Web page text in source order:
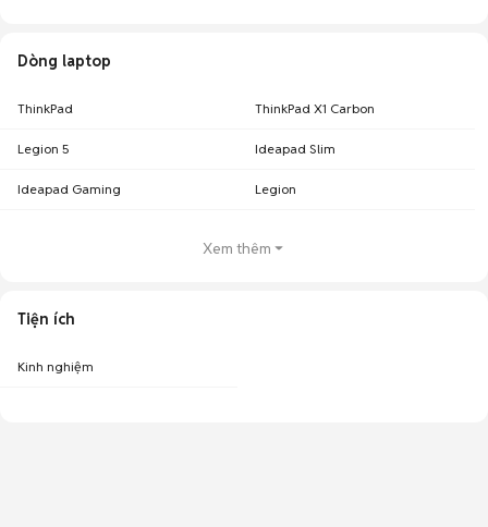
Dòng laptop
ThinkPad ThinkPad X1 Carbon
Legion 5 Ideapad Slim
Ideapad Gaming Legion
Xem thêm
Tiện ích
Kinh nghiệm